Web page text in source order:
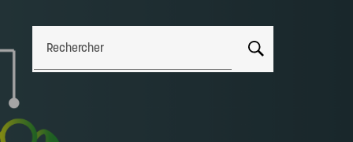
Rechercher